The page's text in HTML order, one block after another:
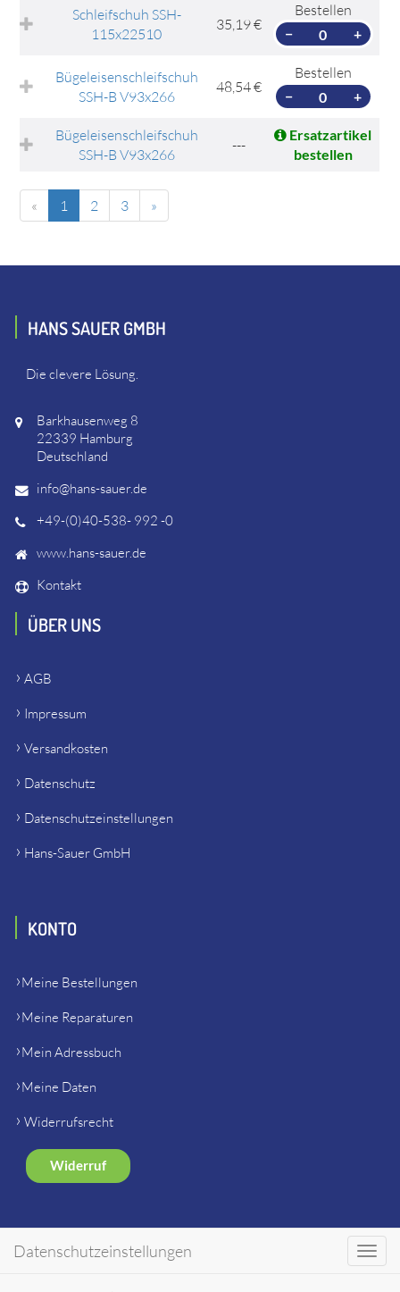
Schleifschuh SSH-
115x22510
35,19 €
Bestellen
− +
Bügeleisenschleifschuh
SSH-B V93x266
48,54 €
Bestellen
− +
Bügeleisenschleifschuh
SSH-B V93x266
---
Ersatzartikel
bestellen
« 1 2 3 »
HANS SAUER GMBH
Die clevere Lösung.
Barkhausenweg 8
22339 Hamburg
Deutschland
info@hans-sauer.de
+49-(0)40-538- 992 -0
www.hans-sauer.de
Kontakt
ÜBER UNS
AGB
Impressum
Versandkosten
Datenschutz
Datenschutzeinstellungen
Hans-Sauer GmbH
KONTO
Meine Bestellungen
Meine Reparaturen
Mein Adressbuch
Meine Daten
Widerrufsrecht
Widerruf
SHOP
Datenschutzeinstellungen